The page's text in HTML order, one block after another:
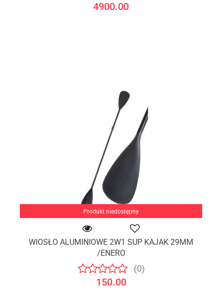
4900.00
Produkt niedostępny
WIOSŁO ALUMINIOWE 2W1 SUP KAJAK 29MM
/ENERO
(0)
150.00